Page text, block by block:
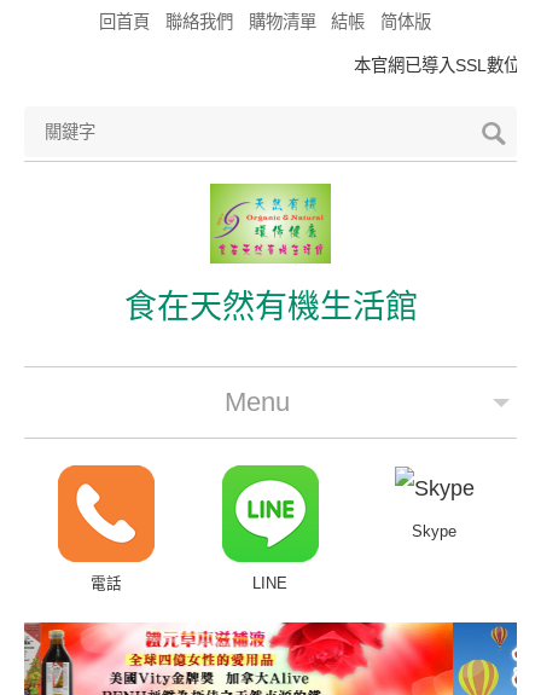
回首頁 聯絡我們 購物清單 結帳 简体版
本官網已導入SSL數位憑
食在天然有機生活館
Menu
公司簡介
最新優惠
商品分類&線上購買
常見問題
客戶付費回傳
電話 LINE
Skype